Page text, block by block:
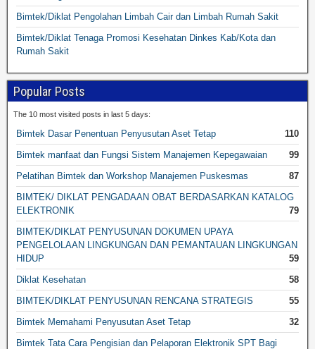
Bimtek/Diklat Pengolahan Limbah Cair dan Limbah Rumah Sakit
Bimtek/Diklat Tenaga Promosi Kesehatan Dinkes Kab/Kota dan
Rumah Sakit
Popular Posts
The 10 most visited posts in last 5 days:
Bimtek Dasar Penentuan Penyusutan Aset Tetap
110
Bimtek manfaat dan Fungsi Sistem Manajemen Kepegawaian
99
Pelatihan Bimtek dan Workshop Manajemen Puskesmas
87
BIMTEK/ DIKLAT PENGADAAN OBAT BERDASARKAN KATALOG
ELEKTRONIK
79
BIMTEK/DIKLAT PENYUSUNAN DOKUMEN UPAYA
PENGELOLAAN LINGKUNGAN DAN PEMANTAUAN LINGKUNGAN
HIDUP
59
Diklat Kesehatan
58
BIMTEK/DIKLAT PENYUSUNAN RENCANA STRATEGIS
55
Bimtek Memahami Penyusutan Aset Tetap
32
Bimtek Tata Cara Pengisian dan Pelaporan Elektronik SPT Bagi